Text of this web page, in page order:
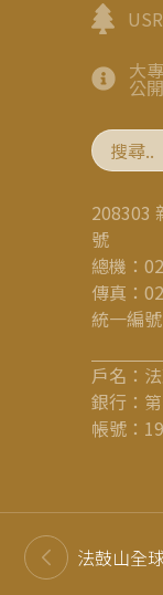
大
公開
208303
號
總機：
傳真：
統一編
戶名：
銀行：
帳號：
法鼓山全